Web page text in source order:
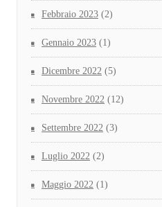
Febbraio 2023 (2)
Gennaio 2023 (1)
Dicembre 2022 (5)
Novembre 2022 (12)
Settembre 2022 (3)
Luglio 2022 (2)
Maggio 2022 (1)